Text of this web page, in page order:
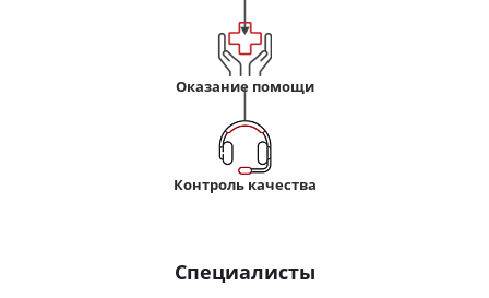
Оказание помощи
Контроль качества
Специалисты